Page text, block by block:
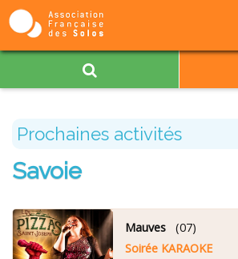
Prochaines activités
Savoie
Mauves(07)
Soirée KARAOKE